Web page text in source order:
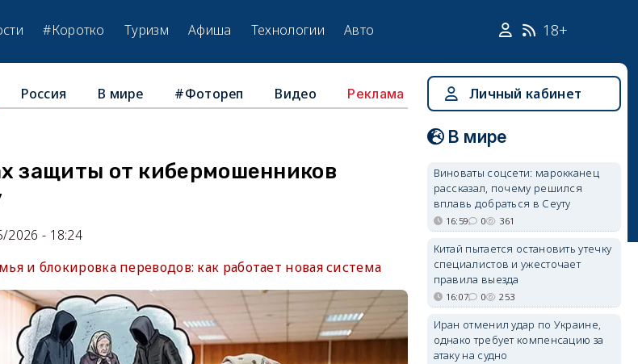
#Коротко Туризм Афиша Технологии Авто 18+
Россия В мире #Фотореп Видео Реклама
защиты от кибермошенников
2026 - 18:24
и блокировка переводов: как работает новая система
Личный кабинет
В мире
Виноваты соцсети: марокканец
рассказал, почему решился
вплавь добраться в Сеуту
16:59 0 361
Китай пытается остановить утечку
специалистов и ужесточает
правила выезда
16:07 0 253
Иран отменил удар по Украине,
однако требует компенсацию за
атаку на судно